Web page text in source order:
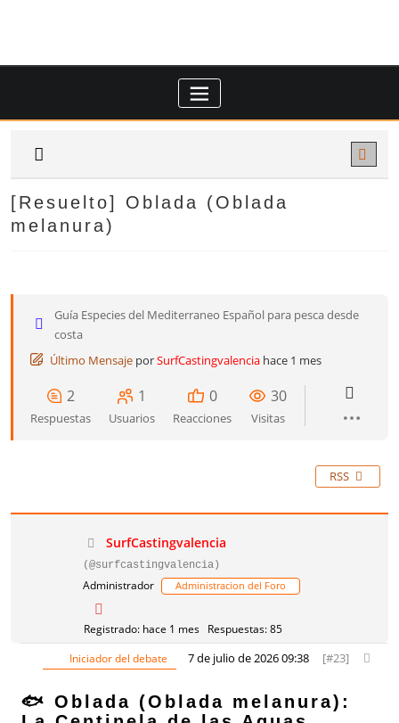
[Resuelto]
Oblada (Oblada
melanura)
Guía Especies del Mediterraneo Español para pesca desde
costa
Último Mensaje porSurfCastingvalencia hace 1 mes
2
Respuestas
1
Usuarios
0
Reacciones
30
Visitas
RSS
SurfCastingvalencia
(@surfcastingvalencia)
Administrador Administracion del Foro
Registrado: hace 1 mes Respuestas: 85
Iniciador del debate
7 de julio de 2026 09:38 [#23]
🐟 Oblada (Oblada melanura):